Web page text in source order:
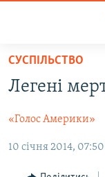
Перейти
основного
Перейти
до
СТАТТІ
ПОЛІТИКА
ЕКОНОМІКА
ВІЙНА
РОСІЙСЬКА
СУСПІЛЬСТВО
Легені
«Голос Америки»
10 січня 2014, 07:50